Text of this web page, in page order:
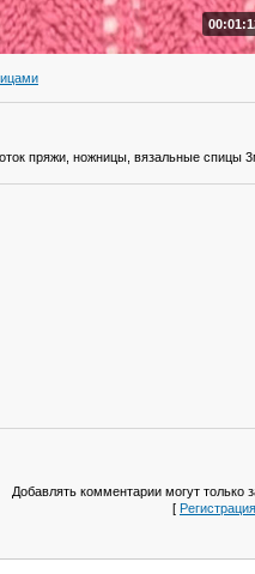
пряжи, ножницы, вязальные спицы
Добавлять комментарии могут только
[ Регистрация